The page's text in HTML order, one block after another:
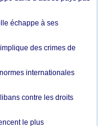
échappe à ses
des crimes de
internationales
contre les droits
le plus